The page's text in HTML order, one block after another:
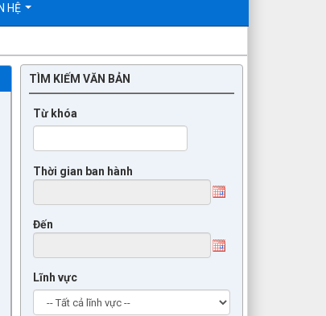
HỆ
TÌM KIẾM VĂN BẢN
Từ khóa
Thời gian ban hành
Đến
Lĩnh vực